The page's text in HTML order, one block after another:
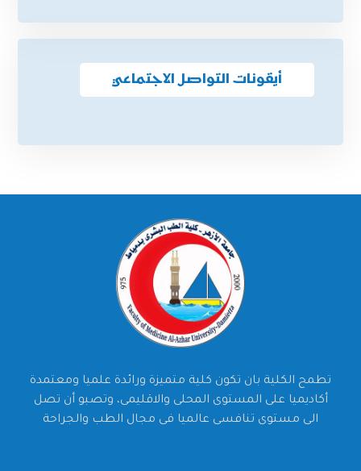
أيقونات التواصل الاجتماعي
تطمح الكلية بان تكون كلية متميزة ورائدة علميا ومعتمدة
أكاديميا على المستوى المحلى والاقليمى، وتصبو أن تصل
الى مستوى تنافسى عالميا فى مجال الطب والجراحة